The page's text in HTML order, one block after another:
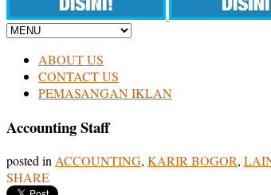
ABOUT US
CONTACT US
PEMASANGAN IKLAN
Accounting Staff
posted inACCOUNTING, KARIR BOGOR,
SHARE